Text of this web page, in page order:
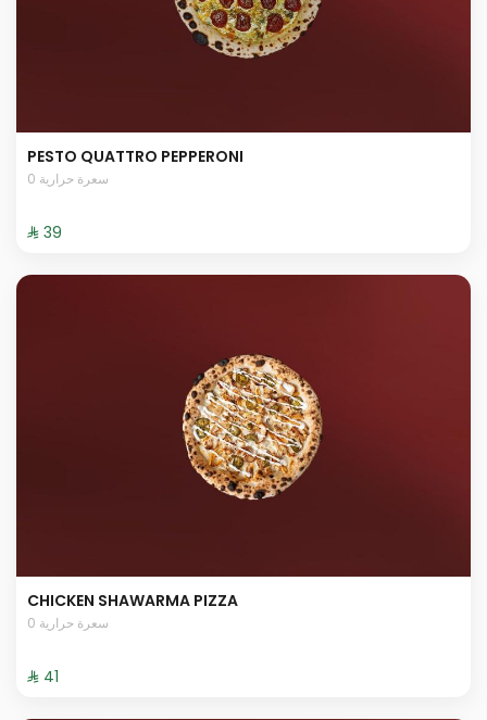
PESTO QUATTRO PEPPERONI
0 سعرة حرارية
⁨⁦‪‬ 39⁩
CHICKEN SHAWARMA PIZZA
0 سعرة حرارية
⁨⁦‪‬ 41⁩